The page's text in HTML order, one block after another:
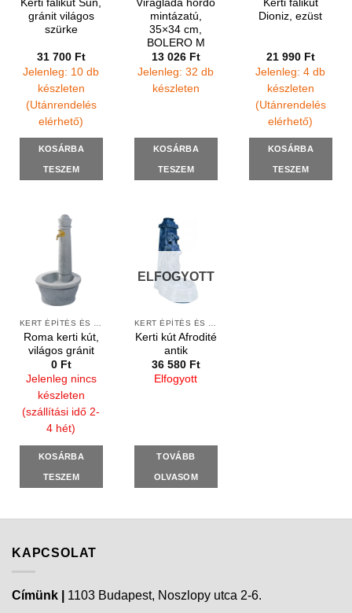
Kerti falikút Sun,
gránit világos
szürke
31 700 Ft
Jelenleg: 10 db
készleten
(Utánrendelés
elérhető)
KOSÁRBA
TESZEM
Virágláda hordó
mintázatú,
35×34 cm,
BOLERO M
13 026 Ft
Jelenleg: 32 db
készleten
KOSÁRBA
TESZEM
Kerti falikút
Dioniz, ezüst
21 990 Ft
Jelenleg: 4 db
készleten
(Utánrendelés
elérhető)
KOSÁRBA
TESZEM
Roma kerti kút,
világos gránit
0 Ft
Jelenleg nincs
készleten
(szállítási idő 2-
4 hét)
KOSÁRBA
TESZEM
ELFOGYOTT
Kerti kút Afrodité
antik
36 580 Ft
Elfogyott
TOVÁBB
OLVASOM
KAPCSOLAT
Címünk | 1103 Budapest, Noszlopy utca 2-6.